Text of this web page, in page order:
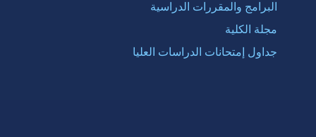
البرامج والمقررات الدراسية
مجلة الكلية
جداول إمتحانات الدراسات العليا